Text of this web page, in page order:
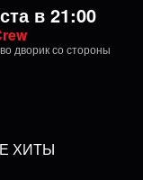
в 21:00
дворик со стороны
ХИТЫ